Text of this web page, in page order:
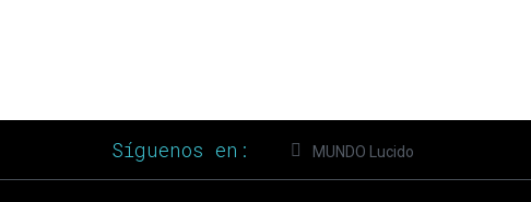
Síguenos en: MUNDO Lucido